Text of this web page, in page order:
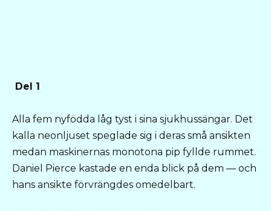
Del 1
Alla fem nyfödda låg tyst i sina sjukhussängar. Det
kalla neonljuset speglade sig i deras små ansikten
medan maskinernas monotona pip fyllde rummet.
Daniel Pierce kastade en enda blick på dem — och
hans ansikte förvrängdes omedelbart.